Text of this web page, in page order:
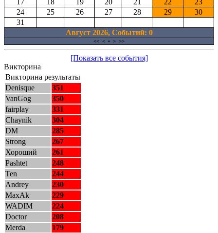
17 18 19 20 21 22
23
24
25 26 27 28 29
30
31
Август 2026, Cобытий: 0
<< < • > >>
[Показать все события]
Викторина
Викторина результаты
Denisque
351
VanGog
350
fairplay
331
Chaynik
304
DM
285
Strong
267
Хороший
261
Pashtet
248
Ten
244
Andrey
230
MaxAk
229
WADIM
224
Doctor
208
Merda
179